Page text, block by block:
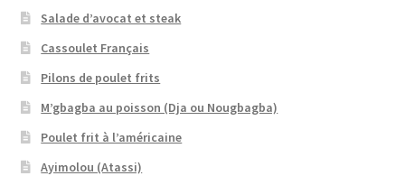
Salade d’avocat et steak
Cassoulet Français
Pilons de poulet frits
M’gbagba au poisson (Dja ou Nougbagba)
Poulet frit à l’américaine
Ayimolou (Atassi)